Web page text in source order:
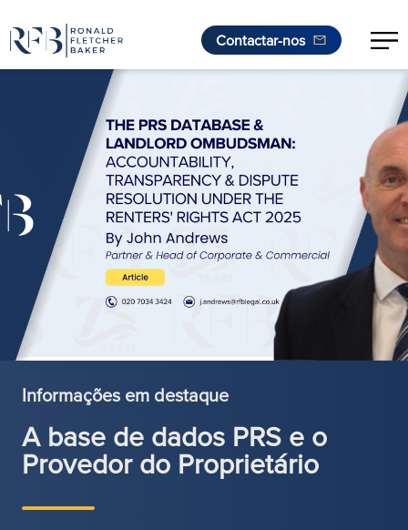
Saltar para o conteúdo
Contactar-nos
Informações em destaque
A base de dados PRS e o
Provedor do Proprietário